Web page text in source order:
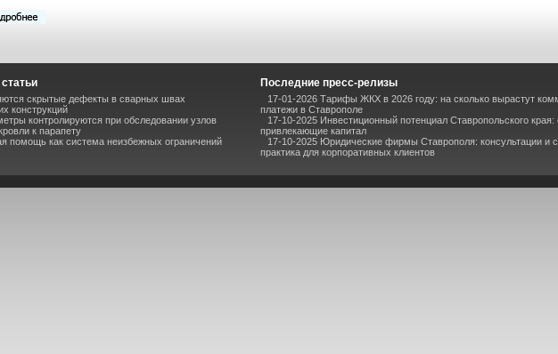
скрытые дефекты в сварных швах
конструкций
контролируются при обследовании узлов
к парапету
помощь как система неизбежных ограничений
Последние пресс-релизы
17-01-2026 Тарифы ЖКХ в 2026 году: на сколько вырастут
платежи в Ставрополе
17-10-2025 Инвестиционный потенциал Ставропольского края:
привлекающие капитал
17-10-2025 Юридические фирмы Ставрополя: консультации и
практика для корпоративных клиентов